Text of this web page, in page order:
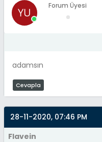
Forum Üyesi
adamsın
Cevapla
28-11-2020, 07:46 PM
Flavein